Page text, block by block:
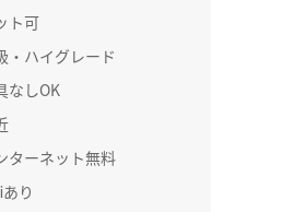
ト可
・ハイグレード
なしOK
ターネット無料
り